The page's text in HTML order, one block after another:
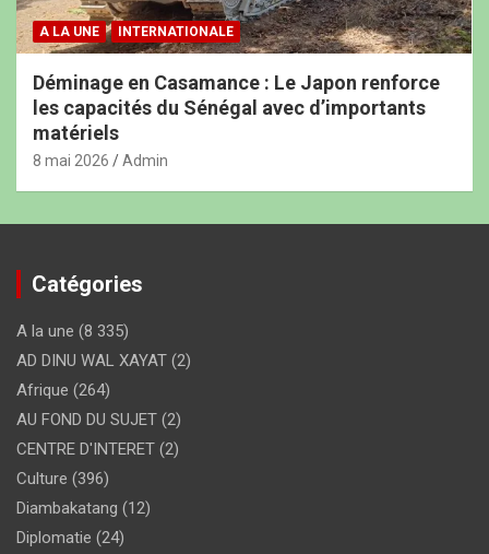
A LA UNE INTERNATIONALE
Déminage en Casamance : Le Japon renforce
les capacités du Sénégal avec d’importants
matériels
8 mai 2026 Admin
Catégories
A la une (8 335)
AD DINU WAL XAYAT (2)
Afrique (264)
AU FOND DU SUJET (2)
CENTRE D'INTERET (2)
Culture (396)
Diambakatang (12)
Diplomatie (24)